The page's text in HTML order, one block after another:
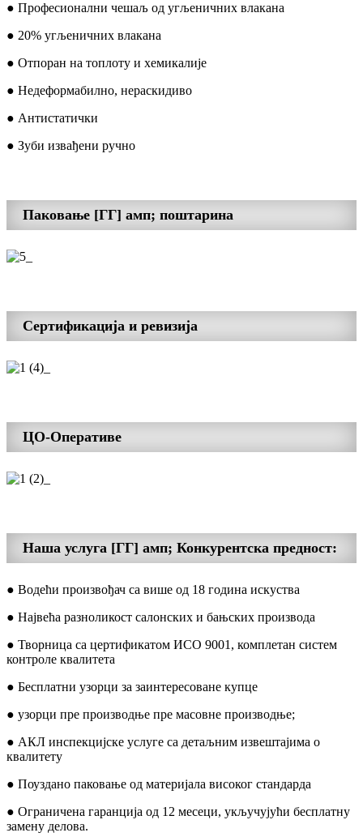
● Професионални чешаљ од угљеничних влакана
● 20% угљеничних влакана
● Отпоран на топлоту и хемикалије
● Недеформабилно, нераскидиво
● Антистатички
● Зуби извађени ручно
Паковање [ГГ] амп; поштарина
Сертификација и ревизија
ЦО-Оперативе
Наша услуга [ГГ] амп; Конкурентска предност:
● Водећи произвођач са више од 18 година искуства
● Највећа разноликост салонских и бањских производа
● Творница са цертификатом ИСО 9001, комплетан систем
контроле квалитета
● Бесплатни узорци за заинтересоване купце
● узорци пре производње пре масовне производње;
● АКЛ инспекцијске услуге са детаљним извештајима о
квалитету
● Поуздано паковање од материјала високог стандарда
● Ограничена гаранција од 12 месеци, укључујући бесплатну
замену делова.